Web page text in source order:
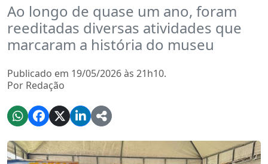
Ao longo de quase um ano, foram
reeditadas diversas atividades que
marcaram a história do museu
Publicado em 19/05/2026 às 21h10.
Por Redação